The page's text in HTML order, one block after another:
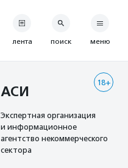
лента поиск меню
18+
АСИ
Экспертная организация
и информационное
агентство некоммерческого
сектора